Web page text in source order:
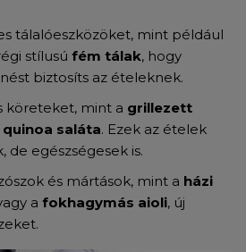
tálalóeszközöket, mint például
stílusú fém tálak, hogy
biztosíts az ételeknek.
köreteket, mint a grillezett
quinoa saláta. Ezek az ételek
de egészségesek is.
és mártások, mint a házi
a fokhagymás aioli, új